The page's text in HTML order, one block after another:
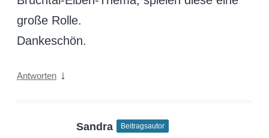
große Rolle.
Dankeschön.
Antworten ↓
Sandra Beitragsautor